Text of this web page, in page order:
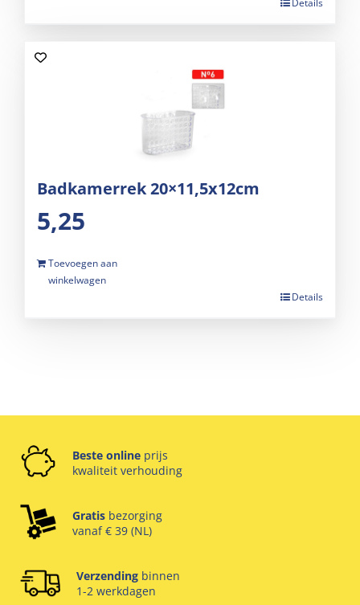
Details
Badkamerrek 20×11,5x12cm
5,25
Toevoegen aan
winkelwagen
Details
Beste online prijs
kwaliteit verhouding
Gratis bezorging
vanaf € 39 (NL)
Verzending binnen
1-2 werkdagen